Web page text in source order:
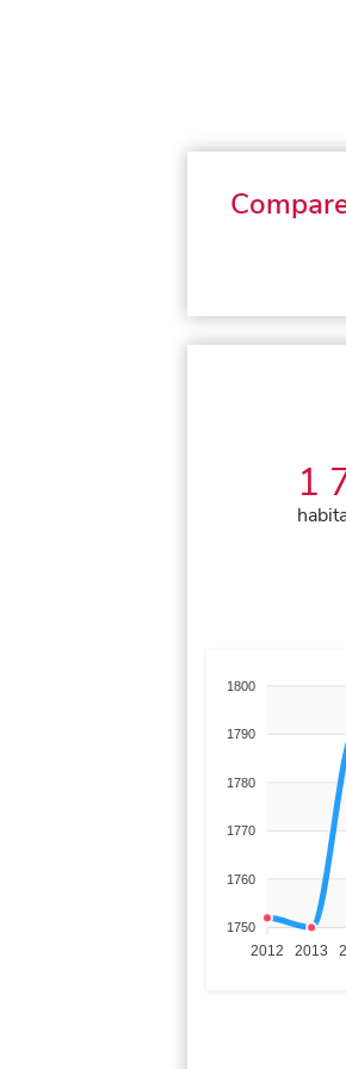
1
1800
1790
1780
1770
1760
1750
2012 2013